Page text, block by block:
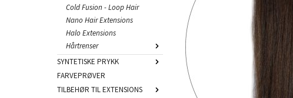
Cold Fusion - Loop Hair
Nano Hair Extensions
Halo Extensions
Hårtrenser
SYNTETISKE PRYKK
FARVEPRØVER
TILBEHØR TIL EXTENSIONS